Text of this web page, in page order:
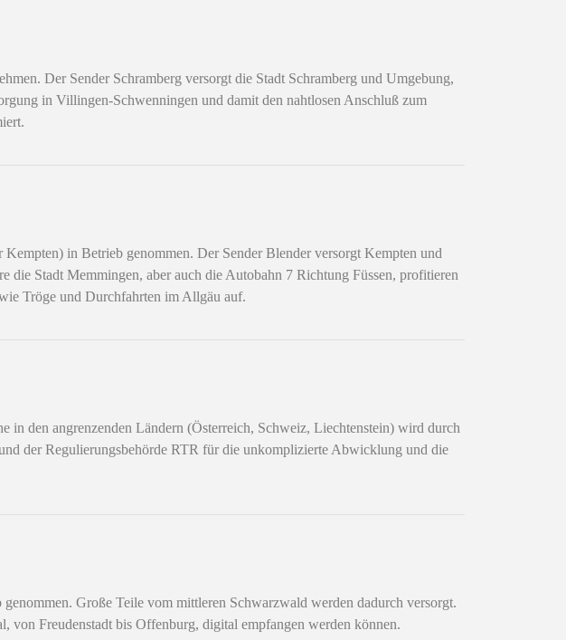
Der Sender Schramberg versorgt die Stadt Schramberg und Umgebung,
in Villingen-Schwenningen und damit den nahtlosen Anschluß zum
in Betrieb genommen. Der Sender Blender versorgt Kempten und
die Stadt Memmingen, aber auch die Autobahn 7 Richtung Füssen, profitieren
Tröge und Durchfahrten im Allgäu auf.
in den angrenzenden Ländern (Österreich, Schweiz, Liechtenstein) wird durch
der Regulierungsbehörde RTR für die unkomplizierte Abwicklung und die
Große Teile vom mittleren Schwarzwald werden dadurch versorgt.
von Freudenstadt bis Offenburg, digital empfangen werden können.